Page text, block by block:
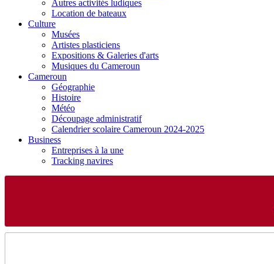
Autres activités ludiques
Location de bateaux
Culture
Musées
Artistes plasticiens
Expositions & Galeries d'arts
Musiques du Cameroun
Cameroun
Géographie
Histoire
Météo
Découpage administratif
Calendrier scolaire Cameroun 2024-2025
Business
Entreprises à la une
Tracking navires